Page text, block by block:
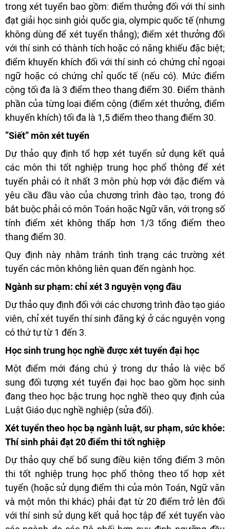
trong xét tuyển bao gồm: điểm thưởng đối với thí sinh
đạt giải học sinh giỏi quốc gia, olympic quốc tế (nhưng
không dùng để xét tuyển thẳng); điểm xét thưởng đối
với thí sinh có thành tích hoặc có năng khiếu đặc biệt;
điểm khuyến khích đối với thí sinh có chứng chỉ ngoại
ngữ hoặc có chứng chỉ quốc tế (nếu có). Mức điểm
cộng tối đa là 3 điểm theo thang điểm 30. Điểm thành
phần của từng loại điểm cộng (điểm xét thưởng, điểm
khuyến khích) tối đa là 1,5 điểm theo thang điểm 30.
“Siết” môn xét tuyển
Dự thảo quy định tổ hợp xét tuyển sử dụng kết quả
các môn thi tốt nghiệp trung học phổ thông để xét
tuyển phải có ít nhất 3 môn phù hợp với đặc điểm và
yêu cầu đầu vào của chương trình đào tạo, trong đó
bắt buộc phải có môn Toán hoặc Ngữ văn, với trọng số
tính điểm xét không thấp hơn 1/3 tổng điểm theo
thang điểm 30.
Quy định này nhằm tránh tình trạng các trường xét
tuyển các môn không liên quan đến ngành học.
Ngành sư phạm: chỉ xét 3 nguyện vọng đầu
Dự thảo quy định đối với các chương trình đào tạo giáo
viên, chỉ xét tuyển thí sinh đăng ký ở các nguyện vọng
có thứ tự từ 1 đến 3.
Học sinh trung học nghề được xét tuyển đại học
Một điểm mới đáng chú ý trong dự thảo là việc bổ
sung đối tượng xét tuyển đại học bao gồm học sinh
đang theo học bậc trung học nghề theo quy định của
Luật Giáo dục nghề nghiệp (sửa đổi).
Xét tuyển theo học bạ ngành luật, sư phạm, sức khỏe:
Thí sinh phải đạt 20 điểm thi tốt nghiệp
Dự thảo quy chế bổ sung điều kiện tổng điểm 3 môn
thi tốt nghiệp trung học phổ thông theo tổ hợp xét
tuyển (hoặc sử dụng điểm thi của môn Toán, Ngữ văn
và một môn thi khác) phải đạt từ 20 điểm trở lên đối
với thí sinh sử dụng kết quả học tập để xét tuyển vào